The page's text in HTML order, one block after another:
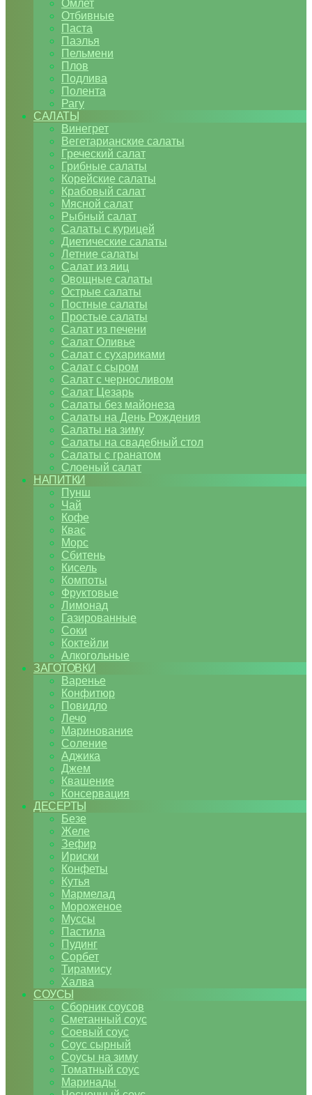
Омлет
Отбивные
Паста
Паэлья
Пельмени
Плов
Подлива
Полента
Рагу
САЛАТЫ
Винегрет
Вегетарианские салаты
Греческий салат
Грибные салаты
Корейские салаты
Крабовый салат
Мясной салат
Рыбный салат
Салаты с курицей
Диетические салаты
Летние салаты
Салат из яиц
Овощные салаты
Острые салаты
Постные салаты
Простые салаты
Салат из печени
Салат Оливье
Салат с сухариками
Салат с сыром
Салат с черносливом
Салат Цезарь
Салаты без майонеза
Салаты на День Рождения
Салаты на зиму
Салаты на свадебный стол
Салаты с гранатом
Слоеный салат
НАПИТКИ
Пунш
Чай
Кофе
Квас
Морс
Сбитень
Кисель
Компоты
Фруктовые
Лимонад
Газированные
Соки
Коктейли
Алкогольные
ЗАГОТОВКИ
Варенье
Конфитюр
Повидло
Лечо
Маринование
Соление
Аджика
Джем
Квашение
Консервация
ДЕСЕРТЫ
Безе
Желе
Зефир
Ириски
Конфеты
Кутья
Мармелад
Мороженое
Муссы
Пастила
Пудинг
Сорбет
Тирамису
Халва
СОУСЫ
Сборник соусов
Сметанный соус
Соевый соус
Соус сырный
Соусы на зиму
Томатный соус
Маринады